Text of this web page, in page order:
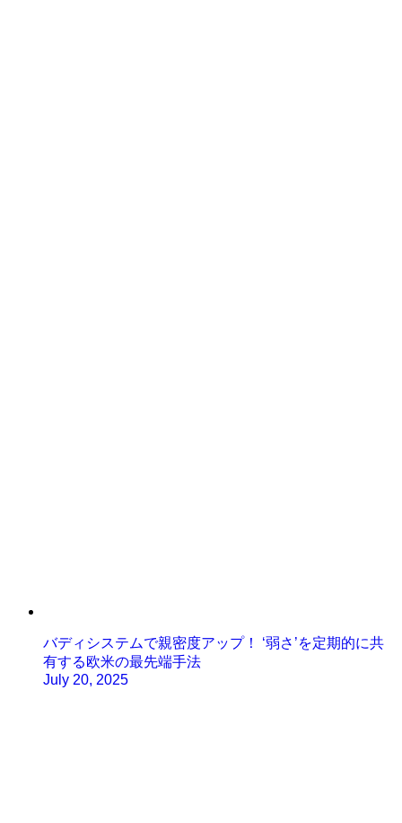
バディシステムで親密度アップ！ ‘弱さ’を定期的に共
有する欧米の最先端手法
July 20, 2025